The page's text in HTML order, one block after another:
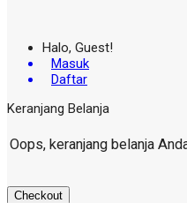
Halo, Guest!
Masuk
Daftar
Keranjang Belanja
Oops, keranjang belanja
Checkout